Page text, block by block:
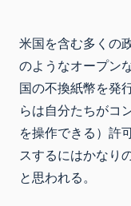
米国を含む多くの
のようなオープン
国の不換紙幣を発
らは自分たちがコ
を操作できる）許
スするにはかなり
と思われる。